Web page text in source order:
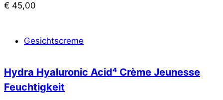
€ 45,00
Gesichtscreme
Hydra Hyaluronic Acid⁴ Crème Jeunesse
Feuchtigkeit